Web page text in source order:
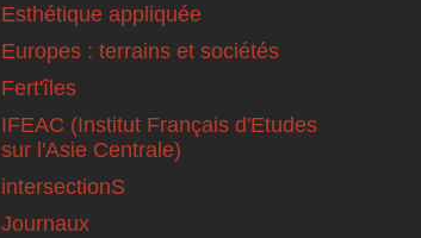
Esthétique appliquée
Europes : terrains et sociétés
Fert'îles
IFEAC (Institut Français d'Etudes
sur l'Asie Centrale)
intersectionS
Journaux